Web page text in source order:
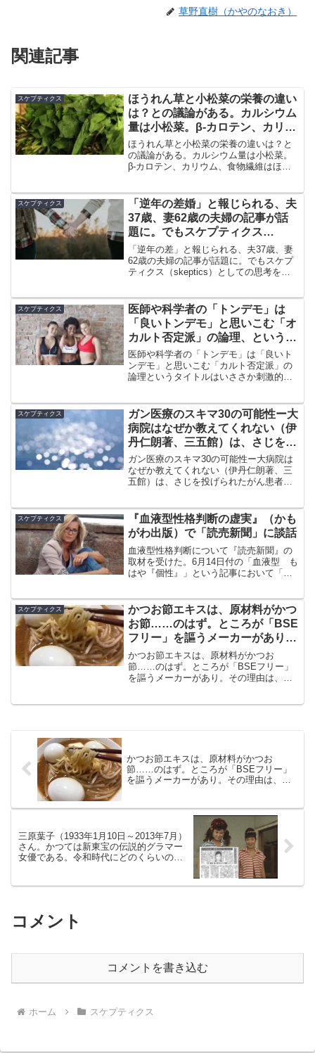
草野直樹（かやのなおき）
関連記事
スケプティクス
ほうれん草と小松菜の栄養の違い
は？との議論がある。カルシウム
量は小松菜。β-カロテン、カリウ
ム、食物繊維はほうれん草だ
ほうれん草と小松菜の栄養の違いは？と
の議論がある。カルシウム量は小松菜。
β-カロテン、カリウム、食物繊維はほう
に摂取して栄養を上手にとれるようにし
たいものだ。
スケプティクス
「逆年の差婚」と報じられる、夫
37歳、妻62歳の夫婦の記事が話
題に。でもスケプティクス
（skeptics）としての思考ではお
かしい
「逆年の差」と報じられる、夫37歳、妻
62歳の夫婦の記事が話題に。でもスケプ
ティクス（skeptics）としての思考をす
改めて、「年上妻」の婚姻について考え
てみた。
スケプティクス
医師や科学者の「トンデモ」は
「良いトンデモ」と思いこむ「オ
カルト否定派」の論理、というタ
イトルはいささか刺激的すぎた
か。
医師や科学者の「トンデモ」は「良いト
ンデモ」と思いこむ「カルト否定派」の
論理というタイトルはいささか刺激的す
ろうが、間違いは間違いである。間違い
にいいも悪いもない。
スケプティクス
ガン医療のスキマ30の可能性ー大
病院はなぜか教えてくれない（伊
丹仁朗著、三五館）は、さじを投
げられたがん患者の活路を見出す
ガン医療のスキマ30の可能性ー大病院は
なぜか教えてくれない（伊丹仁朗著、三
五館）は、さじを投げられたがん患者の
う方法はないのかと著者が模索した方法
を述べている。
スケプティクス
『血液型性格判断の虚実』（かも
がわ出版）で「読売新聞」に談話
血液型性格判断について『読売新聞』の
取材を受けた。6月14日付の「血液型 も
はや『個性』」という記事において「識
万部売れたことをうけて「どうしてだろ
う」と問う内容だ。
スケプティクス
かつお節エキスは、原材料がかつ
お節……のはず。ところが「BSE
フリー」を謳うメーカーがあり。
その理由は、たん白加水分解物
かつお節エキスは、原材料がかつお
節……のはず。ところが「BSEフリー」
を謳うメーカーがあり。その理由は、た
かつお節エキスは、原材料がかつお
節……のはず。ところが「BSEフリー」
を謳うメーカーがあり。その理由は、た
三原葉子（1933年1月10日～2013年7月）
さん。かつては新東宝の伝説的グラマー
女優である。令和時代にどのくらいの方
コメント
コメントを書き込む
ホーム スケプティクス